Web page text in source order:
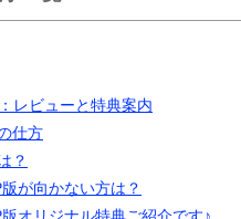
レビューと特典案内
仕方
？
が向かない方は？